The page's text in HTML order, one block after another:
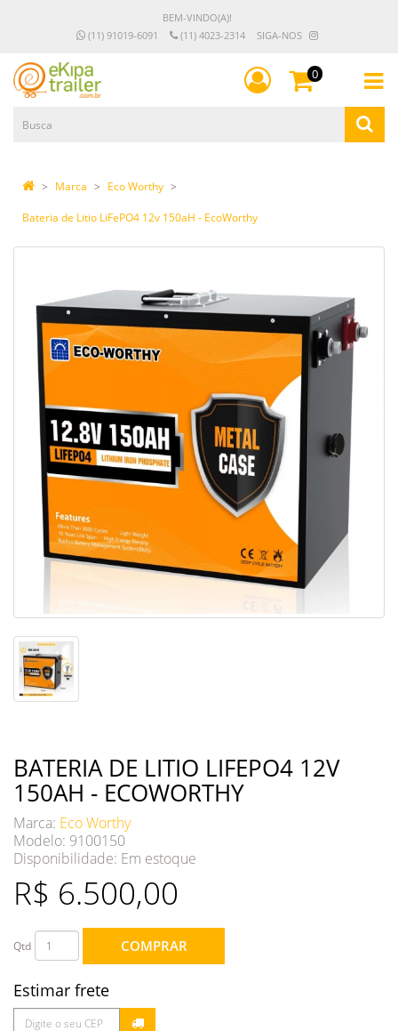
BEM-VINDO(A)!
(11) 91019-6091
(11) 4023-2314 SIGA-NOS
0
Marca Eco Worthy
Bateria de Litio LiFePO4 12v 150aH - EcoWorthy
BATERIA DE LITIO LIFEPO4 12V
150AH - ECOWORTHY
Marca: Eco Worthy
Modelo: 9100150
Disponibilidade: Em estoque
R$ 6.500,00
Qtd COMPRAR
Estimar frete